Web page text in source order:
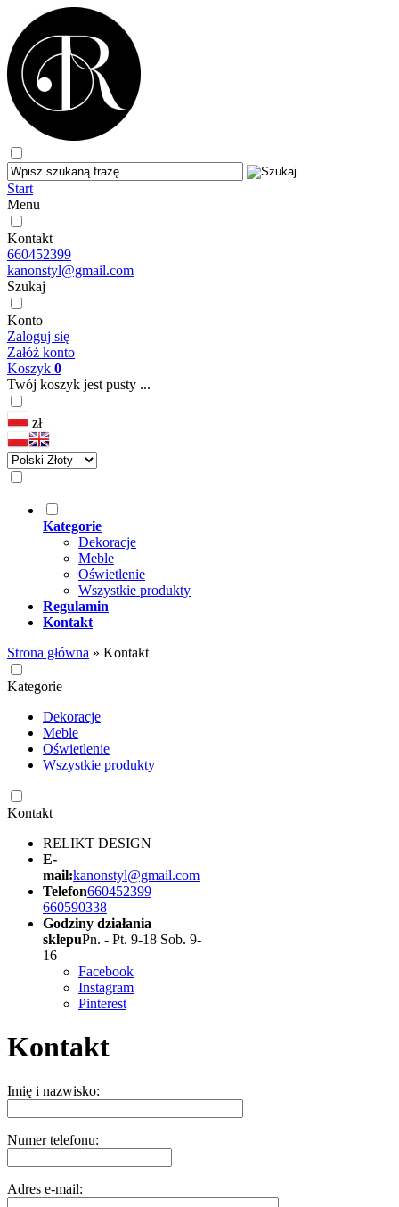
Start
Menu
Kontakt
660452399
kanonstyl@gmail.com
Szukaj
Konto
Zaloguj się
Załóż konto
Koszyk 0
Twój koszyk jest pusty ...
zł
Kategorie
Dekoracje
Meble
Oświetlenie
Wszystkie produkty
Regulamin
Kontakt
Strona główna » Kontakt
Kategorie
Dekoracje
Meble
Oświetlenie
Wszystkie produkty
Kontakt
RELIKT DESIGN
E-
mail:kanonstyl@gmail.com
Telefon660452399
660590338
Godziny działania
sklepuPn. - Pt. 9-18 Sob. 9-
16
Facebook
Instagram
Pinterest
Kontakt
Imię i nazwisko:
Numer telefonu:
Adres e-mail: